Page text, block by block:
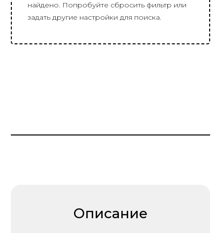
найдено. Попробуйте сбросить фильтр или
задать другие настройки для поиска.
Описание